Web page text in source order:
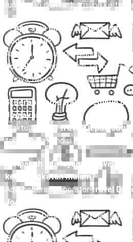
door to door service, jadi
rumah dan diantar langsung ke
3. Apa saja pilihan armada
Jogjakarta?
Armada yang umum digunakan
Jogjakartaantara lain Toyota
Innova, hingga bus mini dengan
4. Berapa lama waktu tempuh
Jogjakarta?
Waktu tempuhtravel Depok
tergantung kondisi lalu lintas dan
5. Apakah ada layanan travel
keberangkatan malam?
Ada, beberapa operator
Jogjakartamenyediakan jadwal
yang ingin berangkat setelah jam